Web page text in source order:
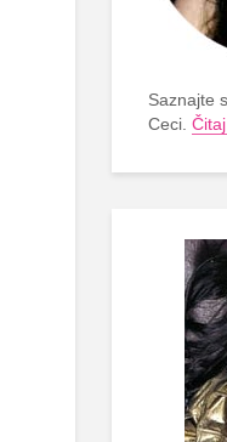
Saznajte
Ceci.